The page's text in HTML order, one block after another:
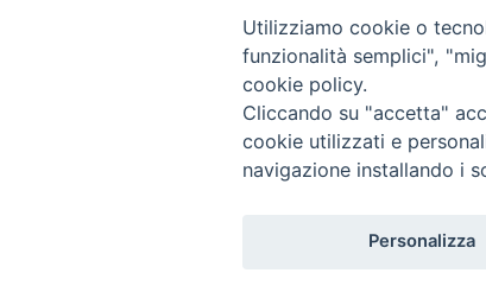
Copyright © 2019 - Tutti i diritti riservati -
Utilizziamo cookie o
funzionalità semplici",
cookie policy.
Cliccando su "accetta"
cookie utilizzati e
navigazione installando i
Personalizza